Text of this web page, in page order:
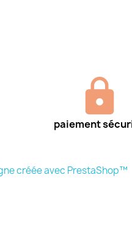
paiement
créée avec PrestaShop™